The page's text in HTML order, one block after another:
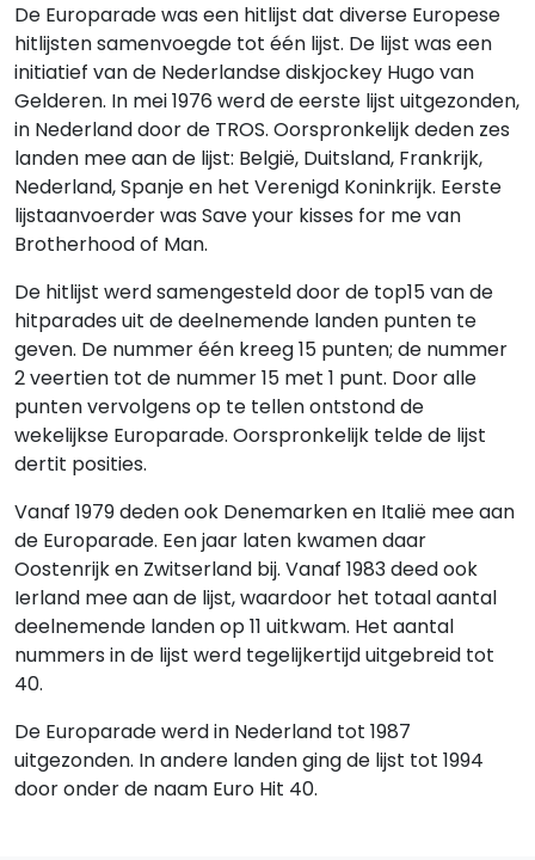
De Europarade was een hitlijst dat diverse Europese
hitlijsten samenvoegde tot één lijst. De lijst was een
initiatief van de Nederlandse diskjockey Hugo van
Gelderen. In mei 1976 werd de eerste lijst uitgezonden,
in Nederland door de TROS. Oorspronkelijk deden zes
landen mee aan de lijst: België, Duitsland, Frankrijk,
Nederland, Spanje en het Verenigd Koninkrijk. Eerste
lijstaanvoerder was Save your kisses for me van
Brotherhood of Man.
De hitlijst werd samengesteld door de top15 van de
hitparades uit de deelnemende landen punten te
geven. De nummer één kreeg 15 punten; de nummer
2 veertien tot de nummer 15 met 1 punt. Door alle
punten vervolgens op te tellen ontstond de
wekelijkse Europarade. Oorspronkelijk telde de lijst
dertit posities.
Vanaf 1979 deden ook Denemarken en Italië mee aan
de Europarade. Een jaar laten kwamen daar
Oostenrijk en Zwitserland bij. Vanaf 1983 deed ook
Ierland mee aan de lijst, waardoor het totaal aantal
deelnemende landen op 11 uitkwam. Het aantal
nummers in de lijst werd tegelijkertijd uitgebreid tot
40.
De Europarade werd in Nederland tot 1987
uitgezonden. In andere landen ging de lijst tot 1994
door onder de naam Euro Hit 40.